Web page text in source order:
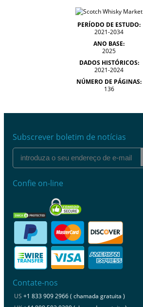
PERÍODO DE ESTUDO:
2021-2034
ANO BASE:
2025
DADOS HISTÓRICOS:
2021-2024
NÚMERO DE PÁGINAS:
136
Subscrever boletim de notícias
Confie on-line
Contate-nos
US +1 833 909 2966 ( chamada gratuita )